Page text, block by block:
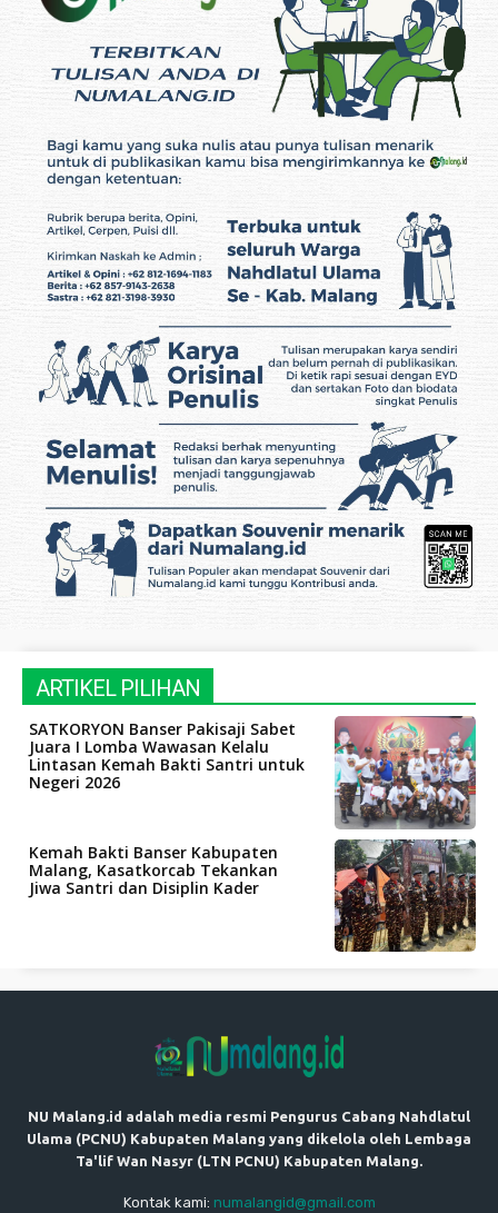
ARTIKEL PILIHAN
SATKORYON Banser Pakisaji Sabet
Juara I Lomba Wawasan Kelalu
Lintasan Kemah Bakti Santri untuk
Negeri 2026
Kemah Bakti Banser Kabupaten
Malang, Kasatkorcab Tekankan
Jiwa Santri dan Disiplin Kader
NU Malang.id adalah media resmi Pengurus Cabang Nahdlatul
Ulama (PCNU) Kabupaten Malang yang dikelola oleh Lembaga
Ta'lif Wan Nasyr (LTN PCNU) Kabupaten Malang.
Kontak kami: numalangid@gmail.com